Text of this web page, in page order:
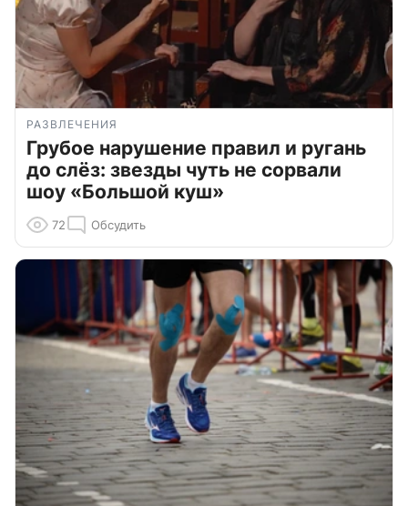
РАЗВЛЕЧЕНИЯ
Грубое нарушение правил и ругань
до слёз: звезды чуть не сорвали
шоу «Большой куш»
72 Обсудить